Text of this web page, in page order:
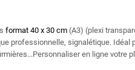
format 40 x 30 cm (A3) (plexi
professionnelle, signalétique. Idéal
en ligne votre